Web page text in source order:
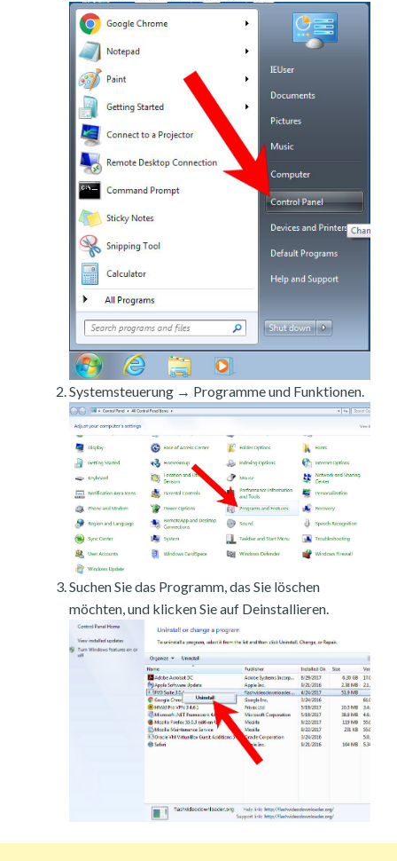
Systemsteuerung → Programme und Funktionen.
Suchen Sie das Programm, das Sie löschen
möchten, und klicken Sie auf Deinstallieren.